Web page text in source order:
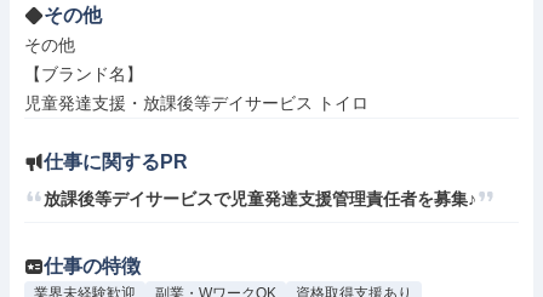
その他
その他
【ブランド名】
児童発達支援・放課後等デイサービス トイロ
仕事に関するPR
放課後等デイサービスで児童発達支援管理責任者を募集♪
仕事の特徴
業界未経験歓迎 副業・WワークOK 資格取得支援あり